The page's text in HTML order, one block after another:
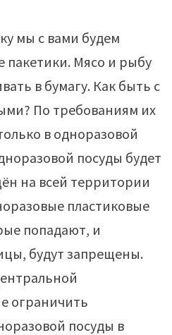
мы с вами будем
пакетики. Мясо и рыбу
в бумагу. Как быть с
По требованиям их
в одноразовой
посуды будет
на всей территории
пластиковые
попадают, и
будут запрещены.
ограничить
посуды в